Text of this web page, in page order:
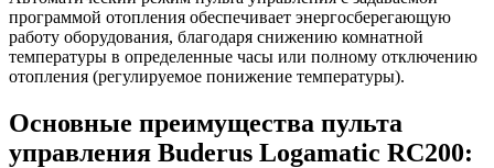
программой отопления обеспечивает энергосберегающую
работу оборудования, благодаря снижению комнатной
температуры в определенные часы или полному отключению
отопления (регулируемое понижение температуры).
Основные преимущества пульта
управления Buderus Logamatic RC200: